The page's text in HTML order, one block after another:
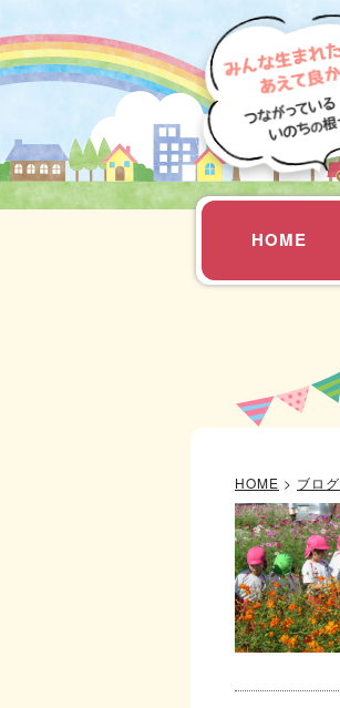
HOME
HOME > ブログ